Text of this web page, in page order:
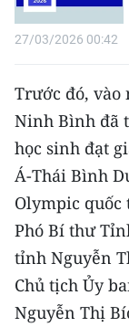
Đồng bằng
Bắc Trung Bộ
Duyên hải
Nguyên
Đông Nam Bộ
Đồng bằng
Chuyên trang
Chuyên trang
27/03/2026 00:42
Trước đó, vào
Ninh Bình đã
học sinh đạt
Á-Thái Bình
Olympic quốc
Phó Bí thư
tỉnh Nguyễn
Chủ tịch Ủy
Nguyễn Thị